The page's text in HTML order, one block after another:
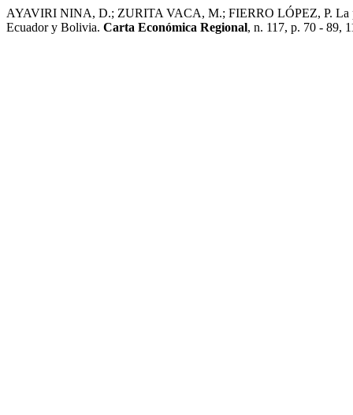
AYAVIRI NINA, D.; ZURITA VACA, M.; FIERRO LÓPEZ, P. La
Ecuador y Bolivia. Carta Económica Regional, n. 117, p. 70 - 89,